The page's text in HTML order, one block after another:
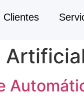
Clientes